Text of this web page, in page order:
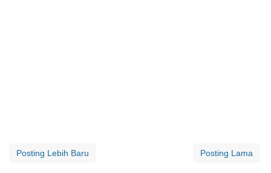
Posting Lebih Baru Posting Lama